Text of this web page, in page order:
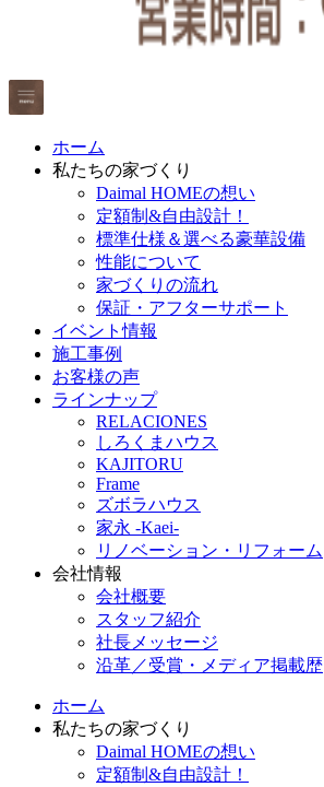
ホーム
私たちの家づくり
Daimal HOMEの想い
定額制&自由設計！
標準仕様＆選べる豪華設備
性能について
家づくりの流れ
保証・アフターサポート
イベント情報
施工事例
お客様の声
ラインナップ
RELACIONES
しろくまハウス
KAJITORU
Frame
ズボラハウス
家永 -Kaei-
リノベーション・リフォーム
会社情報
会社概要
スタッフ紹介
社長メッセージ
沿革／受賞・メディア掲載歴
ホーム
私たちの家づくり
Daimal HOMEの想い
定額制&自由設計！